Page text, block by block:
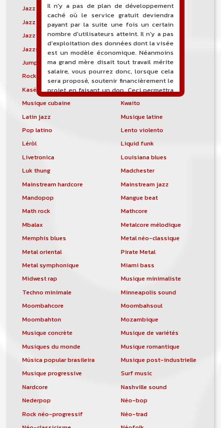
Jazz blues
Jazz modal
Jazz Nouvelle-Orléans
Jazz punk
Jazz vocal
Jazz-funk
Jazzstep
Jersey club
Jump blues
Jump-up
Rock canadien
Kansas City blues
Kasékò
Kizomba
Musique cubaine
Kwaito
Latin jazz
Musique latine
Pop latino
Lento violento
Léròl
Liquid funk
Livetronica
Louisiana blues
Luk thung
Madchester
Mainstream hardcore
Mainstream jazz
Mandopop
Mangue beat
Math rock
Mathcore
Mbalax
Metalcore mélodique
Memphis blues
Metal néo-classique
Metal oriental
Pirate Metal
Metal symphonique
Miami bass
Midwest rap
Musique minimaliste
Techno minimale
Minneapolis sound
Moombahcore
Moombahsoul
Moombahton
Mozambique
Musique concrète
Musique de variétés
Musiques du monde
Musique romantique
Música popular brasileira
Musique post-industrielle
Musique progressive
Surf music
Nardcore
Nashville sound
Nederpop
Néo-bop
Rock néo-progressif
Néo-trad
Il n'y a pas de plan de développement
caché où le service gratuit deviendra
payant par la suite une fois un certain
nombre d'utilisateurs atteint. Il n'y a pas
d'exploitation des données dont la visée
est un modèle économique. Néanmoins
ma grand mère disait tout travail mérite
salaire, vous pourrez donc, lorsque cela
sera proposé, soutenir financièrement le
projet en faisant un don. Ceci permettra
de financer l'hébergement, le nom de
de développement du site, et peut-être
une campagne de communication. Il va
comptabilité sera totalement publique
visible directement sur le site.
Un nouveau service de petites annonces
pour musicien vous est proposé sur le
site. Ce service permet, lorsque vous
êtes musiciens ou un groupe, un
orchestre, DJ, etc... de chercher un/des